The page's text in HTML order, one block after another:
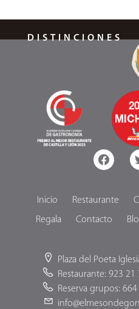
DISTINCIONES
facebook
Inicio Restaurante
Regala
Contacto
Plaza del Poeta
Restaurante: 923 21
Reserva grupos: